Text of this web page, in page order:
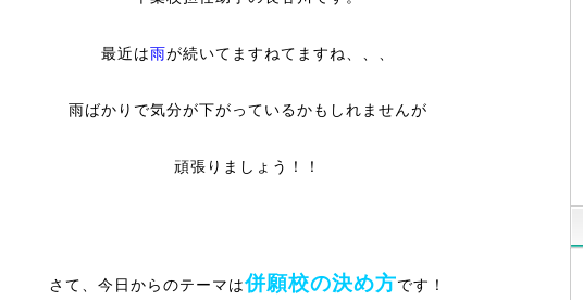
最近は雨が続いてますねてますね、、、
雨ばかりで気分が下がっているかもしれませんが
頑張りましょう！！
さて、今日からのテーマは併願校の決め方です！